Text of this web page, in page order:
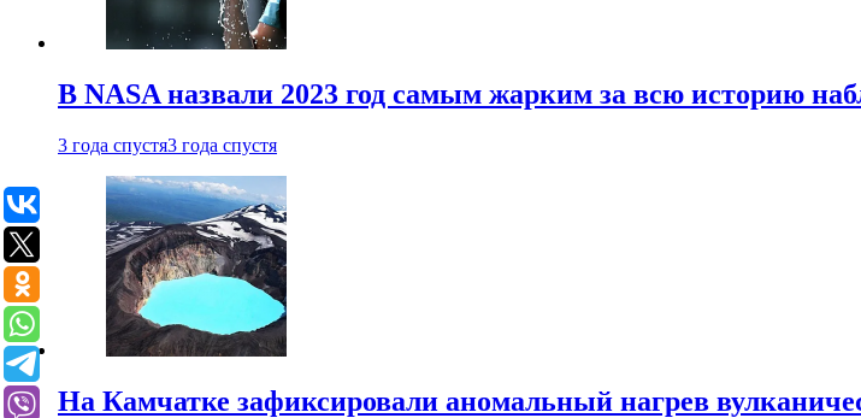
В NASA назвали 2023 год самым жарким за всю историю
3 года спустя3 года спустя
На Камчатке зафиксировали аномальный нагрев